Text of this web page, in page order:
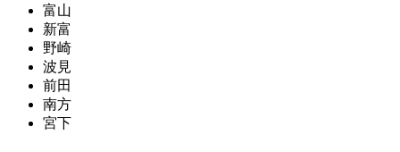
富山
新富
野崎
波見
前田
南方
宮下